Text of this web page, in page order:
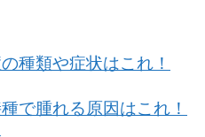
種類や症状はこれ！
で腫れる原因はこれ！